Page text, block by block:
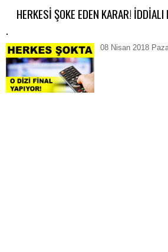
HERKESİ ŞOKE EDEN KARAR!
.
08 Nisan 2018